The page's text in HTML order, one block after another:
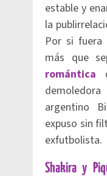
estable y
la
Por si fuera
más que
romántica
argentino
expuso sin
exfutbolista.
Shakira y